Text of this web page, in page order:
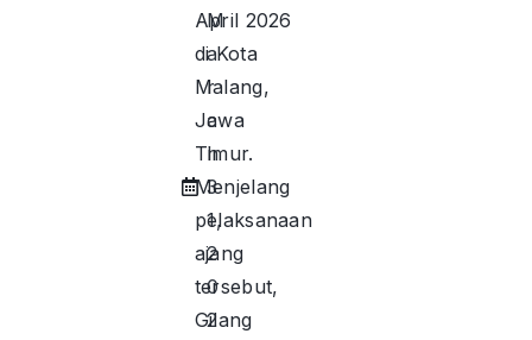
M
a
r
c
h
3
1,
2
0
2
April 2026
di Kota
Malang,
Jawa
Timur.
Menjelang
pelaksanaan
ajang
tersebut,
Gilang